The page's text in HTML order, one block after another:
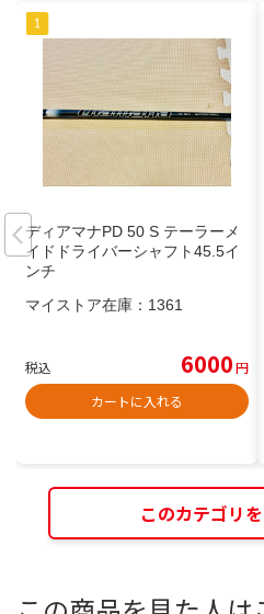
ディアマナPD 50 S テーラーメ
イドドライバーシャフト45.5イ
ンチ
マイストア在庫： 1361
税込 6000円
カートに入れる
このカテゴリ